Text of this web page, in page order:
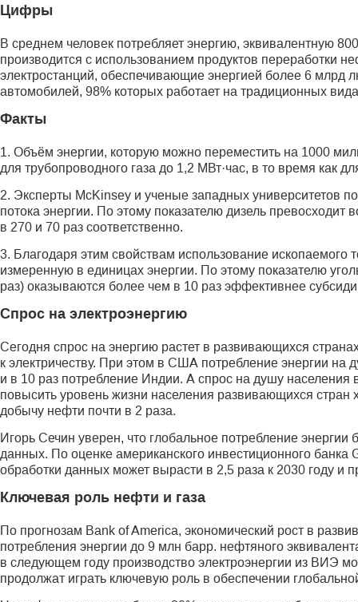
Цифры
В среднем человек потребляет энергию, эквивалентную
производится с использованием продуктов переработки
электростанций, обеспечивающие энергией более 6
автомобилей, 98% которых работает на традиционных
Факты
1. Объём энергии, которую можно переместить на 1000
для трубопроводного газа до 1,2 МВт·час, в то время как
2. Эксперты McKinsey и ученые западных университетов
потока энергии. По этому показателю дизель
в 270 и 70 раз соответственно.
3. Благодаря этим свойствам использование
измеренную в единицах энергии. По этому показателю
раз) оказываются более чем в 10 раз эффективнее
Спрос на электроэнергию
Сегодня спрос на энергию растет в развивающихся
к электричеству. При этом в США потребление энергии
и в 10 раз потребление Индии. А спрос на душу
повысить уровень жизни населения развивающихся
добычу нефти почти в 2 раза.
Игорь Сечин уверен, что глобальное потребление
данных. По оценке американского инвестиционного
обработки данных может вырасти в 2,5 раза к 2030 году и
Ключевая роль нефти и газа
По прогнозам Bank of America, экономический рост в
потребления энергии до 9 млн барр. нефтяного
в следующем году производство электроэнергии из ВИЭ
продолжат играть ключевую роль в обеспечении